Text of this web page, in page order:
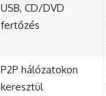
USB, CD/DVD
fertőzés
P2P hálózatokon
keresztül